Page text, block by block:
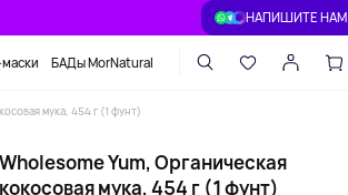
НАПИШИТЕ НАМ
маски БАДы MorNatural
мука, 454 г (1 фунт)
Wholesome Yum, Органическая
кокосовая мука, 454 г (1 фунт)